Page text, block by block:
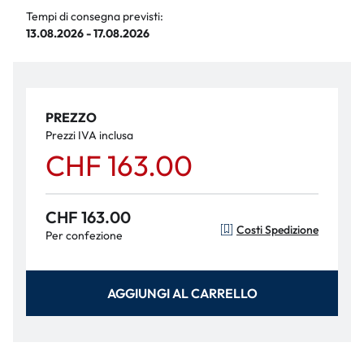
Tempi di consegna previsti:
13.08.2026 - 17.08.2026
PREZZO
Prezzi IVA inclusa
CHF 163.00
CHF 163.00
Per confezione Costi Spedizione
AGGIUNGI AL CARRELLO